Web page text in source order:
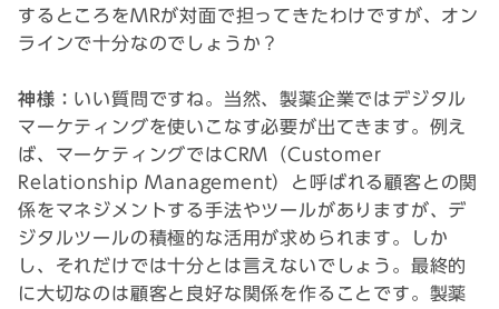
するところをMRが対面で担ってきたわけですが、オン
ラインで十分なのでしょうか？
神様： いい質問ですね。当然、製薬企業ではデジタル
マーケティングを使いこなす必要が出てきます。例え
ば、マーケティングではCRM（Customer
Relationship Management）と呼ばれる顧客との関
係をマネジメントする手法やツールがありますが、デ
ジタルツールの積極的な活用が求められます。しか
し、それだけでは十分とは言えないでしょう。最終的
に大切なのは顧客と良好な関係を作ることです。製薬